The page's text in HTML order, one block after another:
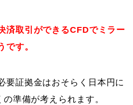
済取引ができるCFDでミラー
です。
要証拠金はおそらく日本円に
準備が考えられます。